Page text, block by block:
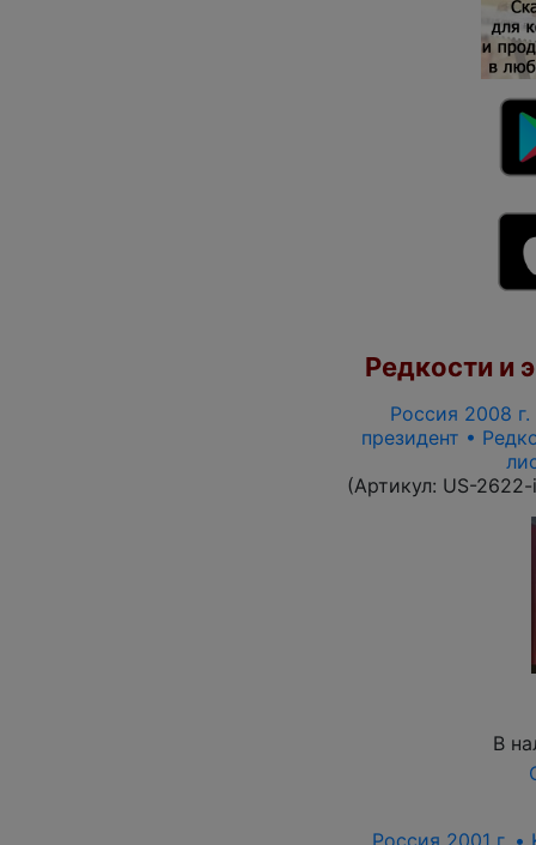
Редкости и
Россия 2008
президент •
(Артикул: US-
В
Россия 2001 г.